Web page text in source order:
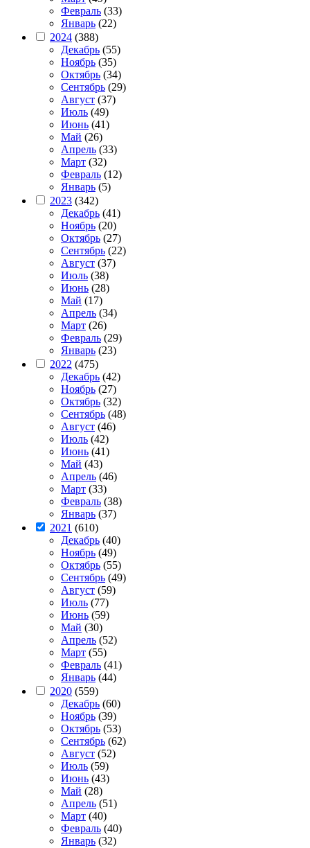
Февраль (33)
Январь (22)
2024 (388)
Декабрь (55)
Ноябрь (35)
Октябрь (34)
Сентябрь (29)
Август (37)
Июль (49)
Июнь (41)
Май (26)
Апрель (33)
Март (32)
Февраль (12)
Январь (5)
2023 (342)
Декабрь (41)
Ноябрь (20)
Октябрь (27)
Сентябрь (22)
Август (37)
Июль (38)
Июнь (28)
Май (17)
Апрель (34)
Март (26)
Февраль (29)
Январь (23)
2022 (475)
Декабрь (42)
Ноябрь (27)
Октябрь (32)
Сентябрь (48)
Август (46)
Июль (42)
Июнь (41)
Май (43)
Апрель (46)
Март (33)
Февраль (38)
Январь (37)
2021 (610)
Декабрь (40)
Ноябрь (49)
Октябрь (55)
Сентябрь (49)
Август (59)
Июль (77)
Июнь (59)
Май (30)
Апрель (52)
Март (55)
Февраль (41)
Январь (44)
2020 (559)
Декабрь (60)
Ноябрь (39)
Октябрь (53)
Сентябрь (62)
Август (52)
Июль (59)
Июнь (43)
Май (28)
Апрель (51)
Март (40)
Февраль (40)
Январь (32)